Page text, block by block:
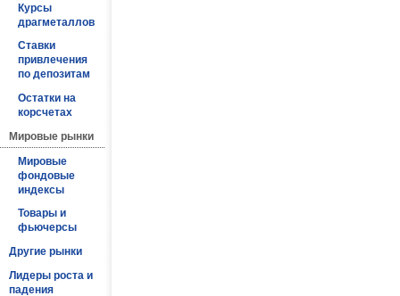
Курсы
драгметаллов
Ставки
привлечения
по депозитам
Остатки на
корсчетах
Мировые рынки
Мировые
фондовые
индексы
Товары и
фьючерсы
Другие рынки
Лидеры роста и
падения